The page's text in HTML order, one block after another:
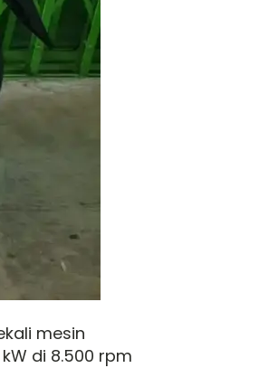
mesin
di 8.500 rpm